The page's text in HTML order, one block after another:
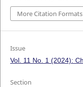
More Citation Formats
Issue
Vol. 11 No. 1 (2024):
Section